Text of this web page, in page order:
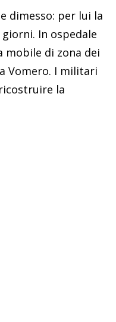
dimesso: per lui la
In ospedale
di zona dei
Vomero. I militari
la